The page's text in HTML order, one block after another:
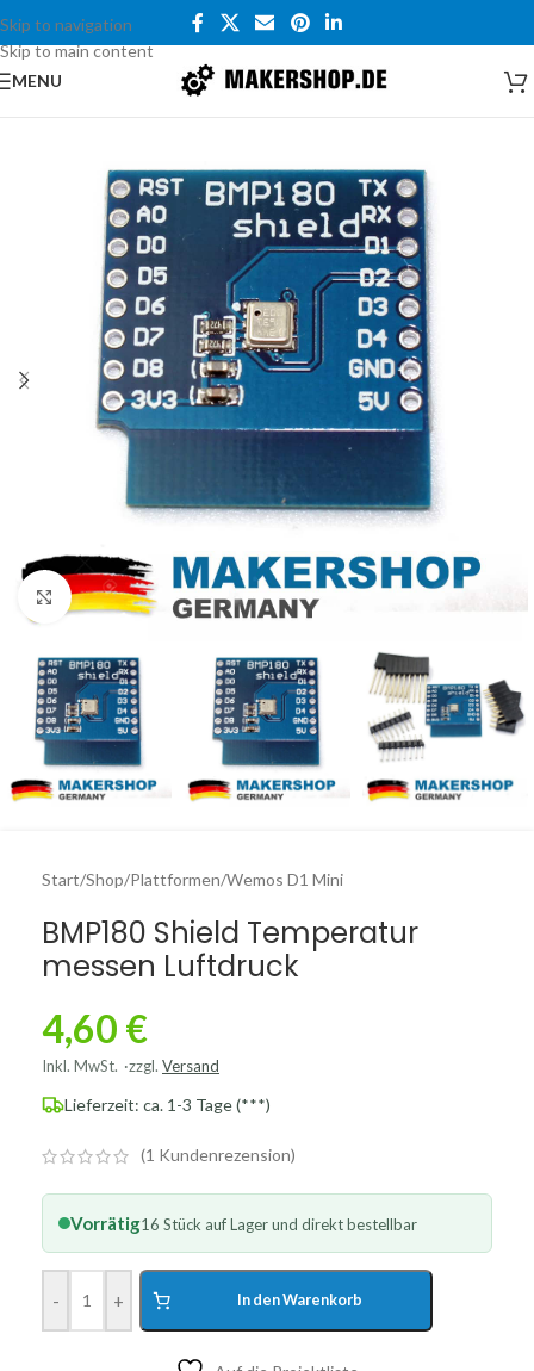
Skip to navigation
Skip to main content
MENU
Click to enlarge
Start/Shop/Plattformen/Wemos D1 Mini
BMP180 Shield Temperatur
messen Luftdruck
4,60 €
Inkl. MwSt. zzgl. Versand
Lieferzeit: ca. 1-3 Tage (***)
(1 Kundenrezension)
Vorrätig16 Stück auf Lager und direkt bestellbar
- + In den Warenkorb